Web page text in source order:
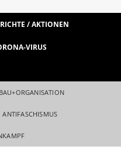
/ AKTIONEN
VIRUS
ANTIFASCHISMUS